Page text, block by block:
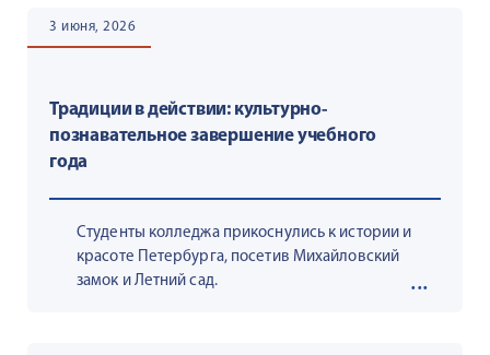
Традиции в действии: культурно-
познавательное завершение учебного
года
3 июня, 2026
Студенты колледжа прикоснулись к истории и
красоте Петербурга, посетив Михайловский
замок и Летний сад.